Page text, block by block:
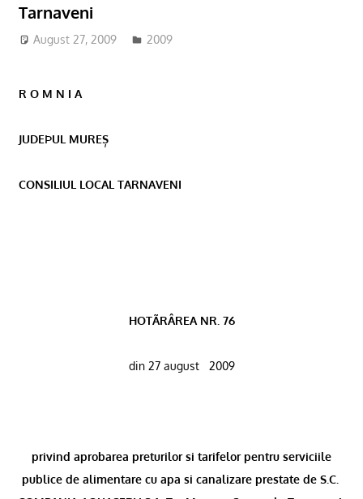
Tarnaveni
August 27, 2009 2009
R O M N I A
JUDEÞUL MUREȘ
CONSILIUL LOCAL TARNAVENI
HOTÃRÂREA NR. 76
din 27 august 2009
privind aprobarea preturilor si tarifelor pentru serviciile
publice de alimentare cu apa si canalizare prestate de S.C.